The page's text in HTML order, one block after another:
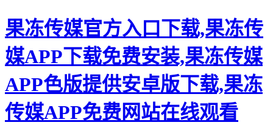
果冻传媒官方入口下载,果冻传
媒APP下载免费安装,果冻传媒
APP色版提供安卓版下载,果冻
传媒APP免费网站在线观看